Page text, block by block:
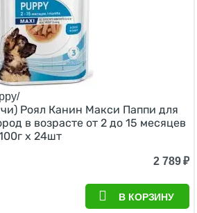
Роял Канин Макси Паппи для
в возрасте от 2 до 15 месяцев
х 24шт
2 789₽
В КОРЗИНУ